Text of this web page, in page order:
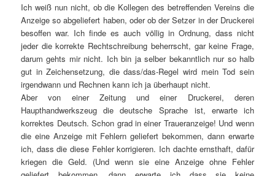
Ich weiß nun nicht, ob die Kollegen des betreffenden Vereins die
Anzeige so abgeliefert haben, oder ob der Setzer in der Druckerei
besoffen war. Ich finde es auch völlig in Ordnung, dass nicht
jeder die korrekte Rechtschreibung beherrscht, gar keine Frage,
darum gehts mir nicht. Ich bin ja selber bekanntlich nur so halb
gut in Zeichensetzung, die dass/das-Regel wird mein Tod sein
irgendwann und Rechnen kann ich ja überhaupt nicht.
Aber von einer Zeitung und einer Druckerei, deren
Haupthandwerkszeug die deutsche Sprache ist, erwarte ich
korrektes Deutsch. Schon grad in einer Traueranzeige! Und wenn
die eine Anzeige mit Fehlern geliefert bekommen, dann erwarte
ich, dass die diese Fehler korrigieren. Ich dachte ernsthaft, dafür
kriegen die Geld. (Und wenn sie eine Anzeige ohne Fehler